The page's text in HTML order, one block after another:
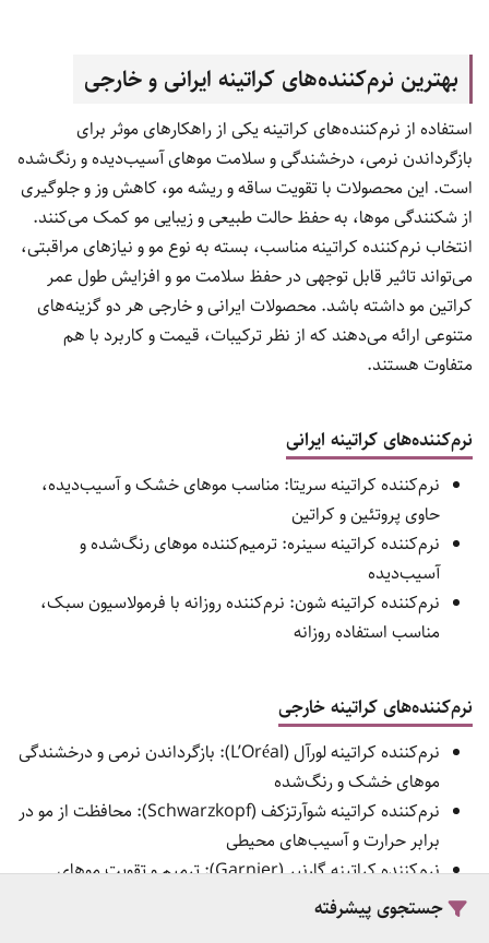
جستجوی پیشرفته
بهترین نرم‌کننده‌های کراتینه ایرانی و خارجی
استفاده از نرم‌کننده‌های کراتینه یکی از راهکارهای موثر برای
بازگرداندن نرمی، درخشندگی و سلامت موهای آسیب‌دیده و رنگ‌شده
است. این محصولات با تقویت ساقه و ریشه مو، کاهش وز و جلوگیری
از شکنندگی موها، به حفظ حالت طبیعی و زیبایی مو کمک می‌کنند.
انتخاب نرم‌کننده کراتینه مناسب، بسته به نوع مو و نیازهای مراقبتی،
می‌تواند تاثیر قابل توجهی در حفظ سلامت مو و افزایش طول عمر
کراتین مو داشته باشد. محصولات ایرانی و خارجی هر دو گزینه‌های
متنوعی ارائه می‌دهند که از نظر ترکیبات، قیمت و کاربرد با هم
متفاوت هستند.
نرم‌کننده‌های کراتینه ایرانی
نرم‌کننده کراتینه سریتا: مناسب موهای خشک و آسیب‌دیده،
حاوی پروتئین و کراتین
نرم‌کننده کراتینه سینره: ترمیم‌کننده موهای رنگ‌شده و
آسیب‌دیده
نرم‌کننده کراتینه شون: نرم‌کننده روزانه با فرمولاسیون سبک،
مناسب استفاده روزانه
نرم‌کننده‌های کراتینه خارجی
نرم‌کننده کراتینه لورآل (L’Oréal): بازگرداندن نرمی و درخشندگی
موهای خشک و رنگ‌شده
نرم‌کننده کراتینه شوآرتزکف (Schwarzkopf): محافظت از مو در
برابر حرارت و آسیب‌های محیطی
نرم‌کننده کراتینه گارنیر (Garnier): ترمیم و تقویت موهای
آسیب‌دیده، مناسب موهای رنگ‌شده و خشک
این دسته‌بندی کمک می‌کند تا کاربران بتوانند با توجه به نوع مو و